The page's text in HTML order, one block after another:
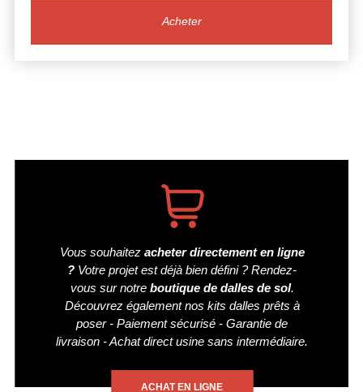
4,00 €.3,52 €.
Acheter
Vous souhaitez acheter directement en ligne
? Votre projet est déjà bien défini ? Rendez-
vous sur notre boutique de dalles de sol.
Découvrez également nos kits dalles prêts à
poser - Paiement sécurisé - Garantie de
livraison - Achat direct usine sans intermédiaire.
ACHAT EN LIGNE